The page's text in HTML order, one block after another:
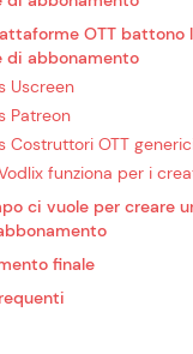
OTT battono
di abbonamento
Uscreen
Patreon
Costruttori OTT
funziona per i
ci vuole per creare
finale